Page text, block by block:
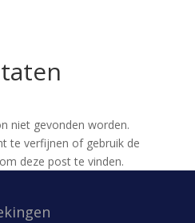
niet gevonden worden.
te verfijnen of gebruik de
deze post te vinden.